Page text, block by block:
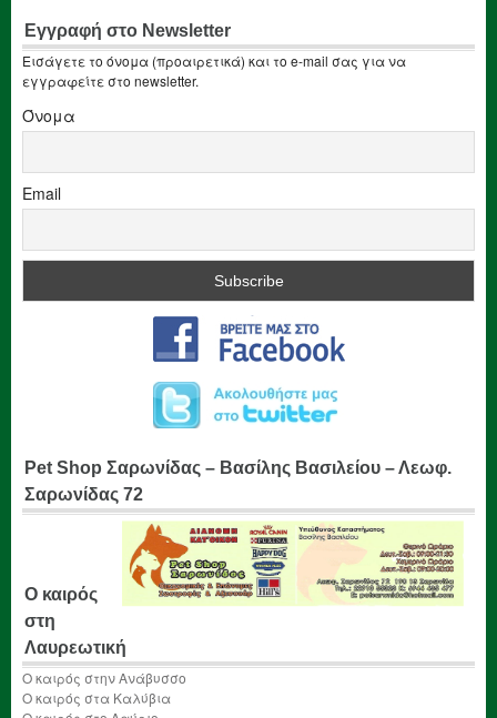
Εγγραφή στο Newsletter
Εισάγετε το όνομα (προαιρετικά) και το e-mail σας για να
εγγραφείτε στο newsletter.
Όνομα
Email
Pet Shop Σαρωνίδας – Βασίλης Βασιλείου – Λεωφ.
Σαρωνίδας 72
Ο καιρός
στη
Λαυρεωτική
Ο καιρός στην Ανάβυσσο
Ο καιρός στα Καλύβια